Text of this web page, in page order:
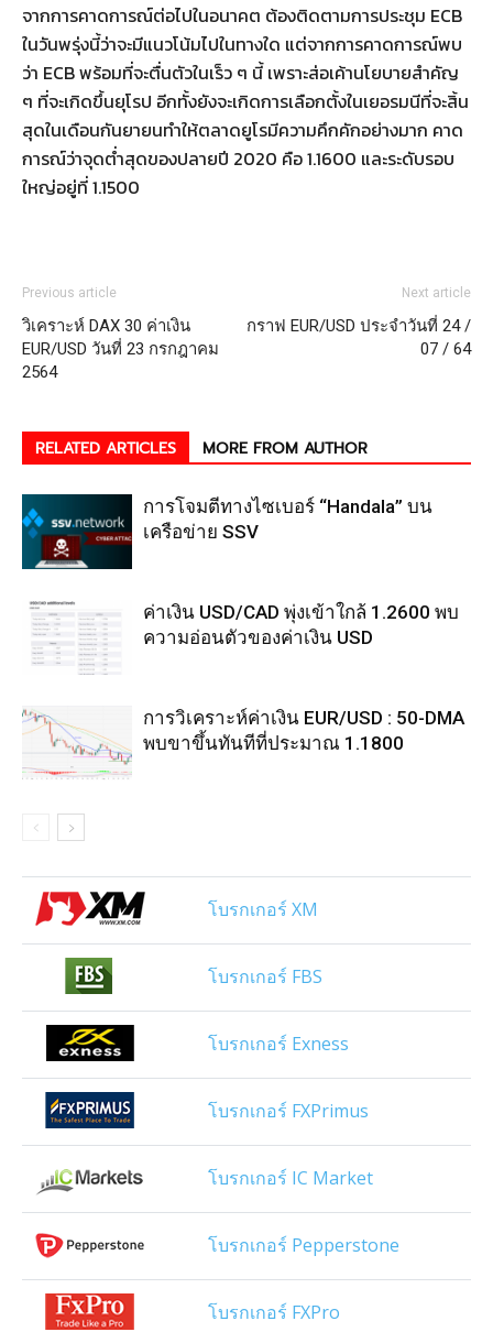
จากการคาดการณ์ต่อไปในอนาคต ต้องติดตามการประชุม ECB
ในวันพรุ่งนี้ว่าจะมีแนวโน้มไปในทางใด แต่จากการคาดการณ์พบ
ว่า ECB พร้อมที่จะตื่นตัวในเร็ว ๆ นี้ เพราะส่อเค้านโยบายสำคัญ
ๆ ที่จะเกิดขึ้นยุโรป อีกทั้งยังจะเกิดการเลือกตั้งในเยอรมนีที่จะสิ้น
สุดในเดือนกันยายนทำให้ตลาดยูโรมีความคึกคักอย่างมาก คาด
การณ์ว่าจุดต่ำสุดของปลายปี 2020 คือ 1.1600 และระดับรอบ
ใหญ่อยู่ที่ 1.1500
Previous article
วิเคราะห์ DAX 30 ค่าเงิน
EUR/USD วันที่ 23 กรกฎาคม
2564
Next article
กราฟ EUR/USD ประจำวันที่ 24 /
07 / 64
RELATED ARTICLES MORE FROM AUTHOR
การโจมตีทางไซเบอร์ “Handala” บน
เครือข่าย SSV
ค่าเงิน USD/CAD พุ่งเข้าใกล้ 1.2600 พบ
ความอ่อนตัวของค่าเงิน USD
การวิเคราะห์ค่าเงิน EUR/USD : 50-DMA
พบขาขึ้นทันทีที่ประมาณ 1.1800
โบรกเกอร์ XM
โบรกเกอร์ FBS
โบรกเกอร์ Exness
โบรกเกอร์ FXPrimus
โบรกเกอร์ IC Market
โบรกเกอร์ Pepperstone
โบรกเกอร์ FXPro